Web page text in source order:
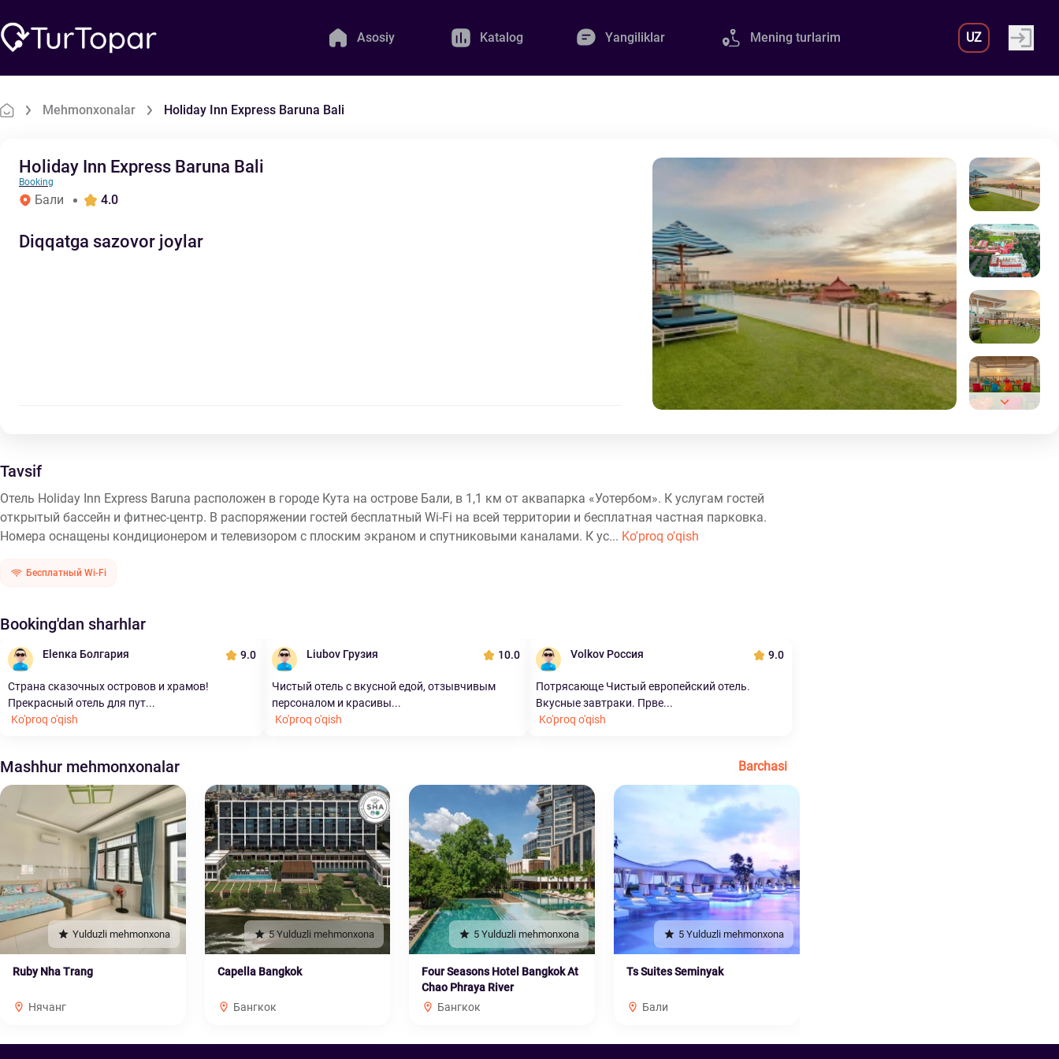
Asosiy Katalog Yangiliklar Mening turlarim UZ
Mehmonxonalar Holiday Inn Express Baruna Bali
Holiday Inn Express Baruna Bali
Booking
Бали 4.0
Diqqatga sazovor joylar
Tavsif
Отель Holiday Inn Express Baruna расположен в городе Кута на острове Бали, в 1,1 км от аквапарка «Уотербом». К услугам гостей
открытый бассейн и фитнес-центр. В распоряжении гостей бесплатный Wi-Fi на всей территории и бесплатная частная парковка.
Номера оснащены кондиционером и телевизором с плоским экраном и спутниковыми каналами. К ус... Ko'proq o'qish
Бесплатный Wi-Fi
Booking'dan sharhlar
Elenкa Болгария 9.0
Страна сказочных островов и храмов!
Прекрасный отель для пут...
Ko'proq o'qish
Liubov Грузия 10.0
Чистый отель с вкусной едой, отзывчивым
персоналом и красивы...
Ko'proq o'qish
Volkov Россия 9.0
Потрясающе Чистый европейский отель.
Вкусные завтраки. Прве...
Ko'proq o'qish
Mashhur mehmonxonalar Barchasi
Yulduzli mehmonxona
Ruby Nha Trang
Нячанг
5 Yulduzli mehmonxona
Capella Bangkok
Бангкок
5 Yulduzli mehmonxona
Four Seasons Hotel Bangkok At
Chao Phraya River
Бангкок
5 Yulduzli mehmonxona
Ts Suites Seminyak
Бали